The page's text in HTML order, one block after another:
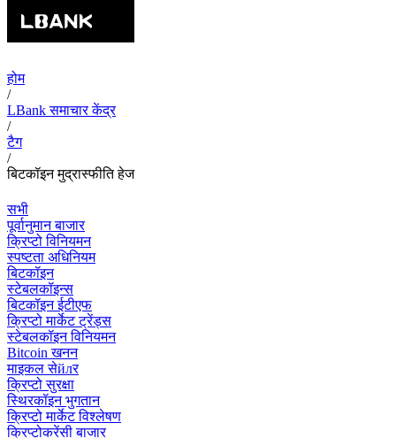
होम
/
LBank समाचार केंद्र
/
टैग
/
बिटकॉइन मुद्रास्फीति हेज
सभी
पूर्वानुमान बाजार
क्रिप्टो विनियमन
स्पष्टता अधिनियम
बिटकॉइन
स्टेबलकॉइन्स
बिटकॉइन ईटीएफ
क्रिप्टो मार्केट ट्रेंड्स
स्टेबलकॉइन विनियमन
Bitcoin खनन
माइकल सेйлर
क्रिप्टो सुरक्षा
स्थिरकॉइन भुगतान
क्रिप्टो मार्केट विश्लेषण
क्रिप्टोकरेंसी बाजार